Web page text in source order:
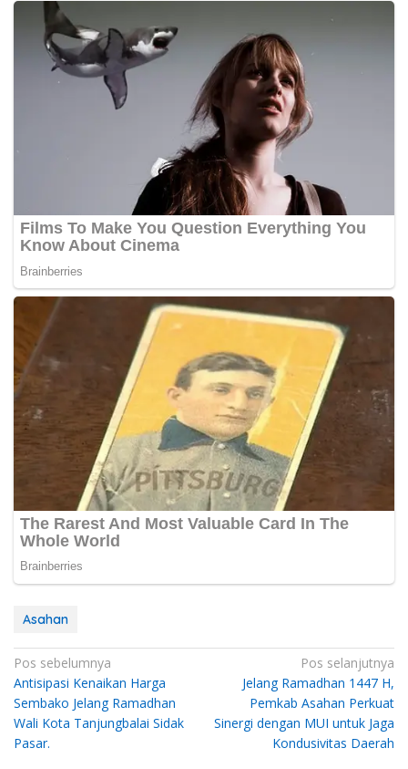
Asahan
Navigasi
pos
Pos sebelumnya
Antisipasi Kenaikan Harga
Sembako Jelang Ramadhan
Wali Kota Tanjungbalai Sidak
Pasar.
Pos selanjutnya
Jelang Ramadhan 1447 H,
Pemkab Asahan Perkuat
Sinergi dengan MUI untuk Jaga
Kondusivitas Daerah